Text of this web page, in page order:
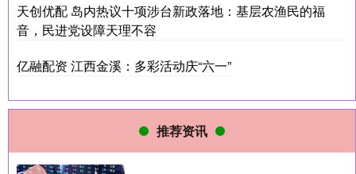
天创优配 岛内热议十项涉台新政落地：基层农渔民的福
音，民进党设障天理不容
亿融配资 江西金溪：多彩活动庆“六一”
推荐资讯